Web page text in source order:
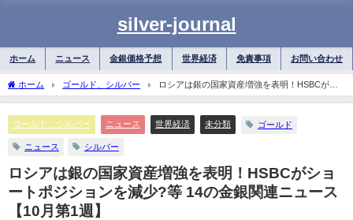
silver-journal
ホーム ニュース 金銀価格予想 世界経済 免責事項 お問い合わせ
ホーム ゴールド、シルバー
ロシアは銀の国家資産増強を表明！HSBCがシ
ョートポジションを減少?等 14の金銀関連ニュース【10月第1週】
ゴールド、シルバー ニュース 世界経済 未分類 ゴールド
ニュース シルバー
ロシアは銀の国家資産増強を表明！HSBCがショ
ートポジションを減少?等 14の金銀関連ニュース
【10月第1週】